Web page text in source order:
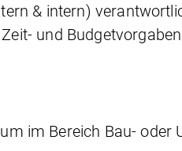
& intern)
und
im Bereich Bau- oder